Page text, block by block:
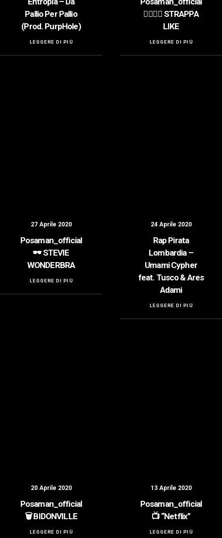
Pallio Per Pallio
(Prod. PurpHole)
LEGGERE DI PIÙ
👍🏻👍🏻 STRAPPA
LIKE
LEGGERE DI PIÙ
27 Aprile 2020
Posaman_official
🕶️ STEVIE
WONDERBRA
LEGGERE DI PIÙ
24 Aprile 2020
Rap Pirata
Lombardia –
Umami Cypher
feat. Tusco & Ares
Adami
LEGGERE DI PIÙ
20 Aprile 2020
Posaman_official
🗑️ BIDONVILLE
LEGGERE DI PIÙ
13 Aprile 2020
Posaman_official
📺 “Netflix”
LEGGERE DI PIÙ